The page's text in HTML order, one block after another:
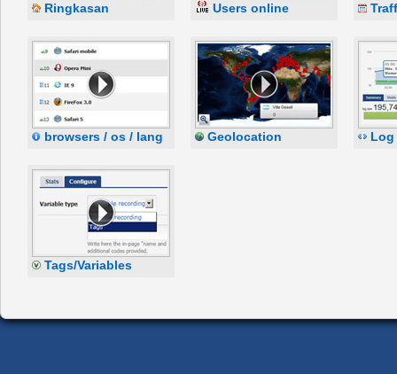
Ringkasan Users online
browsers / os / lang Geolocation Log
Tags/Variables